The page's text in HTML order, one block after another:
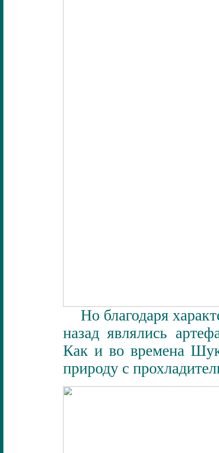
Но благодаря
назад являлись
Как и во времена
природу с